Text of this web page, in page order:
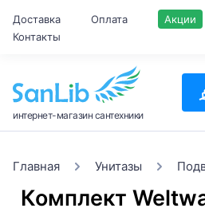
Доставка Оплата Акции
Контакты
интернет-магазин сантехники
Главная Унитазы
Комплект